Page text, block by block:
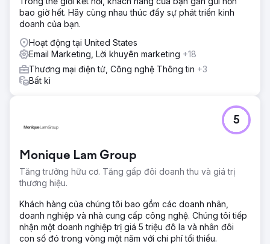
40.000 bảng Anh nhờ áp dụng mô hình ngân sách. Tiết
kiệm 25.000 bảng Anh nhờ hầu hết các dịch vụ dịch thuật
hiệu quả về chi phí.
Chuyển đến trang agency
bao giờ hết. Hãy cùng nhau thúc đẩy sự phát triển kinh
doanh của bạn.
Hoạt động tại United States
Email Marketing, Lời khuyên marketing +18
Thương mại điện tử, Công nghệ Thông tin +3
Bất kì
Monique Lam Group
Tăng trưởng hữu cơ. Tăng gấp đôi doanh thu và giá trị
thương hiệu.
5
Khách hàng của chúng tôi bao gồm các doanh nhân,
doanh nghiệp và nhà cung cấp công nghệ. Chúng tôi tiếp
nhận một doanh nghiệp trị giá 5 triệu đô la và nhân đôi
con số đó trong vòng một năm với chi phí tối thiểu.